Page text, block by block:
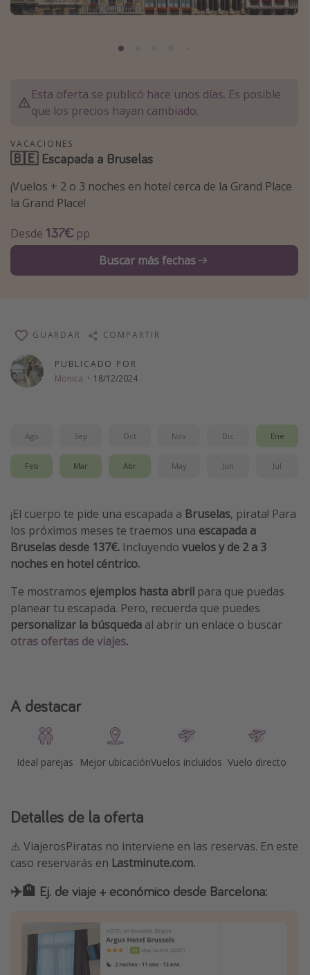
Marruecos
Maldivas
Inspiración para viajes
Camping
Viajes en tren
Viajar sola como mujer
Vacaciones de Playa
Escapadas románticas
Trabajar en el extranjero
Cruceros por el Mediterráneo
Guía de equipaje de mano
Parques de atracciones
Viaja con musicales
El Rey León el musical
Harry Potter en Londres y otros destinos
Eventos deportivos
Esta oferta se publicó hace unos días. Es posible
que los precios hayan cambiado.
VACACIONES
🇧🇪 Escapada a Bruselas
¡Vuelos + 2 o 3 noches en hotel cerca de la Grand Place
la Grand Place!
Desde 137€ pp
Buscar más fechas
PUBLICADO POR
Monica · 18/12/2024
GUARDAR COMPARTIR
Ago Sep Oct Nov Dic Ene
Feb Mar Abr May Jun Jul
¡El cuerpo te pide una escapada a Bruselas, pirata! Para
los próximos meses te traemos una escapada a
Bruselas desde 137€. Incluyendo vuelos y de 2 a 3
noches en hotel céntrico.
Te mostramos ejemplos hasta abril para que puedas
planear tu escapada. Pero, recuerda que puedes
personalizar la búsqueda al abrir un enlace o buscar
otras ofertas de viajes.
A destacar
Ideal parejas Mejor ubicaciónVuelos incluidos Vuelo directo
Detalles de la oferta
⚠️ ViajerosPiratas no interviene en las reservas. En este
caso reservarás en Lastminute.com.
✈️🏨 Ej. de viaje + económico desde Barcelona: